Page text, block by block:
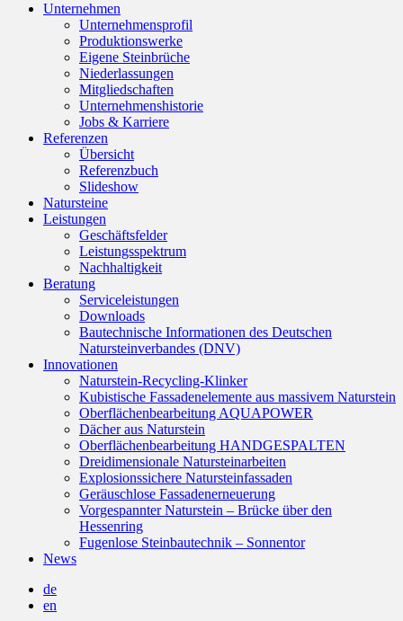
Unternehmen
Unternehmensprofil
Produktionswerke
Eigene Steinbrüche
Niederlassungen
Mitgliedschaften
Unternehmenshistorie
Jobs & Karriere
Referenzen
Übersicht
Referenzbuch
Slideshow
Natursteine
Leistungen
Geschäftsfelder
Leistungsspektrum
Nachhaltigkeit
Beratung
Serviceleistungen
Downloads
Bautechnische Informationen des Deutschen
Natursteinverbandes (DNV)
Innovationen
Naturstein-Recycling-Klinker
Kubistische Fassadenelemente aus massivem Naturstein
Oberflächenbearbeitung AQUAPOWER
Dächer aus Naturstein
Oberflächenbearbeitung HANDGESPALTEN
Dreidimensionale Natursteinarbeiten
Explosionssichere Natursteinfassaden
Geräuschlose Fassadenerneuerung
Vorgespannter Naturstein – Brücke über den
Hessenring
Fugenlose Steinbautechnik – Sonnentor
News
de
en